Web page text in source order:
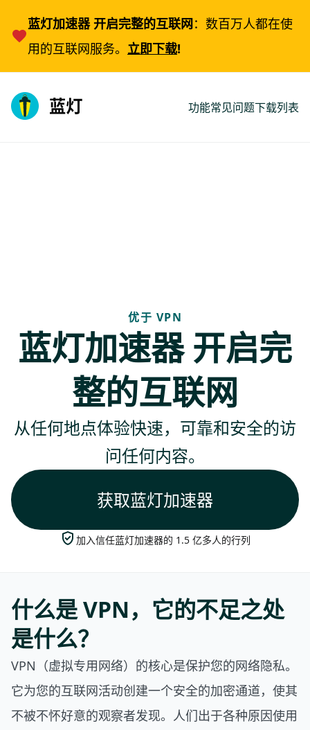
蓝灯加速器 开启完整的互联网：数百万人都在使
用的互联网服务。 立即下载!
功能常见问题下载列表
优于 VPN
蓝灯加速器 开启完
整的互联网
从任何地点体验快速，可靠和安全的访
问任何内容。
获取蓝灯加速器
加入信任蓝灯加速器的 1.5 亿多人的行列
什么是 VPN，它的不足之处
是什么？
VPN（虚拟专用网络）的核心是保护您的网络隐私。
它为您的互联网活动创建一个安全的加密通道，使其
不被不怀好意的观察者发现。人们出于各种原因使用